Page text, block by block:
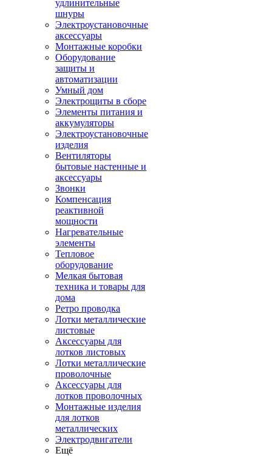
удлинительные
шнуры
Электроустановочные
аксессуары
Монтажные коробки
Оборудование
защиты и
автоматизации
Умный дом
Электрощиты в сборе
Элементы питания и
аккумуляторы
Электроустановочные
изделия
Вентиляторы
бытовые настенные и
аксессуары
Звонки
Компенсация
реактивной
мощности
Нагревательные
элементы
Тепловое
оборудование
Мелкая бытовая
техника и товары для
дома
Ретро проводка
Лотки металлические
листовые
Аксессуары для
лотков листовых
Лотки металлические
проволочные
Аксессуары для
лотков проволочных
Монтажные изделия
для лотков
металлических
Электродвигатели
Ещё